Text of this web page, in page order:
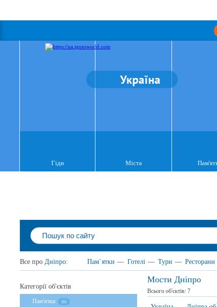
Україна
Гіди Міста
Все про Дніпро: Пам`ятки — Готелі — Тури — Ресторани
Мости Дніпро
Всього об'єктів: 7
Категорії об'єктів
Пам'ятки 201